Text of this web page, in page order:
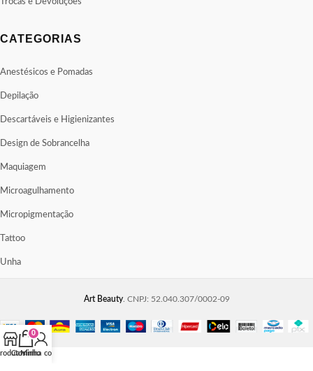
CATEGORIAS
Anestésicos e Pomadas
Depilação
Descartáveis e Higienizantes
Design de Sobrancelha
Maquiagem
Microagulhamento
Micropigmentação
Tattoo
Unha
Art Beauty. CNPJ: 52.040.307/0002-09
0
Carrinho
Minha conta